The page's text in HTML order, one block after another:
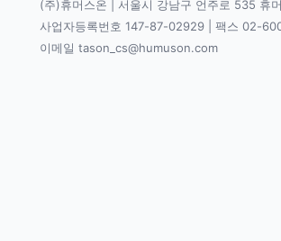
(주)휴머스온 | 서울시 강남구 언주로 535 휴
사업자등록번호 147-87-02929 | 팩스 02-
이메일 tason_cs@humuson.com